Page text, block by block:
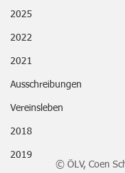
2025
2022
2021
Ausschreibungen
Vereinsleben
2018
2019
© ÖLV, Coen